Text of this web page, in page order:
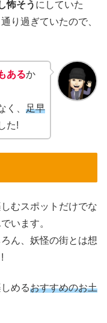
怖そう にしていた
り過ぎていたので、
あるか
く、 足早
た!
むスポットだけでな
います。
ん、妖怪の街とは想
めるおすすめのお土